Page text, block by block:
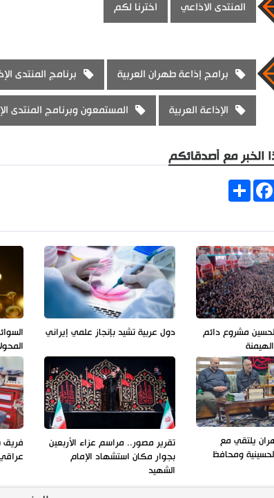
المنتدى الاذاعي اخترنا لكم
برامج إذاعة طهران العربية برنامج المنتدى
الإذاعة العربية المستمعون وبرنامج المنتدى
الخبر مع أصدقائكم
Share
مشروع دائم
دول عربية تشيد بإنجاز علمي إيراني
يلتقي مع
ومحافظ
تقرير مصور.. مراسم عزاء الأربعين
بجوار مكان استشهاد الإمام
الشهيد
فريق